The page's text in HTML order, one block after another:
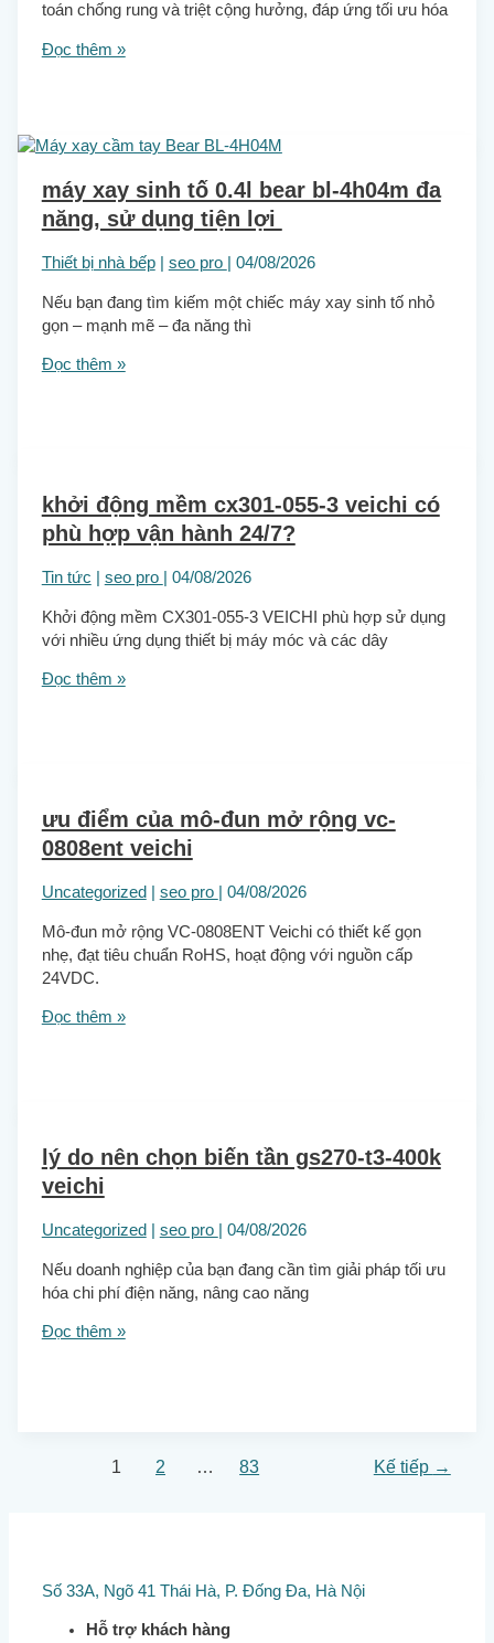
toán chống rung và triệt cộng hưởng, đáp ứng tối ưu hóa
Đọc thêm »
máy xay sinh tố 0.4l bear bl-4h04m đa
năng, sử dụng tiện lợi
Thiết bị nhà bếp| seo pro 04/08/2026
Nếu bạn đang tìm kiếm một chiếc máy xay sinh tố nhỏ
gọn – mạnh mẽ – đa năng thì
Đọc thêm »
khởi động mềm cx301-055-3 veichi có
phù hợp vận hành 24/7?
Tin tức seo pro 04/08/2026
Khởi động mềm CX301-055-3 VEICHI phù hợp sử dụng
với nhiều ứng dụng thiết bị máy móc và các dây
Đọc thêm »
ưu điểm của mô-đun mở rộng vc-
0808ent veichi
Uncategorized seo pro 04/08/2026
Mô-đun mở rộng VC-0808ENT Veichi có thiết kế gọn
nhẹ, đạt tiêu chuẩn RoHS, hoạt động với nguồn cấp
24VDC.
Đọc thêm »
lý do nên chọn biến tần gs270-t3-400k
veichi
Uncategorized seo pro 04/08/2026
Nếu doanh nghiệp của bạn đang cần tìm giải pháp tối ưu
hóa chi phí điện năng, nâng cao năng
Đọc thêm »
1 2 … 83 Kế tiếp →
Số 33A, Ngõ 41 Thái Hà, P. Đống Đa, Hà Nội
Hỗ trợ khách hàng